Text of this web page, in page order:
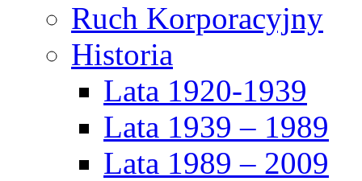
Ruch Korporacyjny
Historia
Lata 1920-1939
Lata 1939 – 1989
Lata 1989 – 2009